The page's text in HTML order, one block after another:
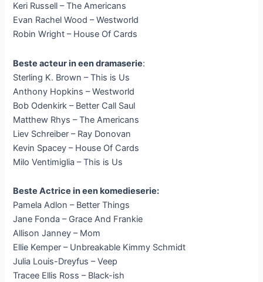
Keri Russell – The Americans
Evan Rachel Wood – Westworld
Robin Wright – House Of Cards
Beste acteur in een dramaserie:
Sterling K. Brown – This is Us
Anthony Hopkins – Westworld
Bob Odenkirk – Better Call Saul
Matthew Rhys – The Americans
Liev Schreiber – Ray Donovan
Kevin Spacey – House Of Cards
Milo Ventimiglia – This is Us
Beste Actrice in een komedieserie:
Pamela Adlon – Better Things
Jane Fonda – Grace And Frankie
Allison Janney – Mom
Ellie Kemper – Unbreakable Kimmy Schmidt
Julia Louis-Dreyfus – Veep
Tracee Ellis Ross – Black-ish